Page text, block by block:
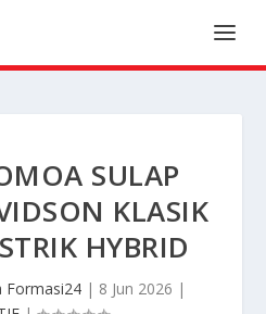
SULAP
KLASIK
HYBRID
Formasi24| 8 Jun 2026 |